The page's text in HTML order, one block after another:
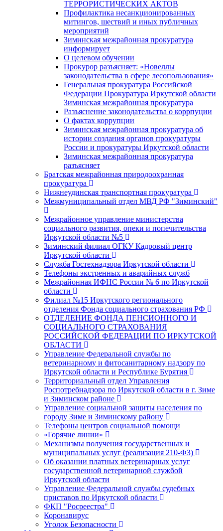
ТЕРРОРИСТИЧЕСКИХ АКТОВ
Профилактика несанкционированных
митингов, шествий и иных публичных
мероприятий
Зиминская межрайонная прокуратура
информирует
О целевом обучении
Прокурор разъясняет: «Новеллы
законодательства в сфере лесопользования»
Генеральная прокуратура Российской
Федерации Прокуратура Иркутской области
Зиминская межрайонная прокуратура
Разъяснение законодательства о коррпуции
О фактах коррупции
Зиминская межрайонная прокуратура об
истории создания органов прокуратуры
России и прокуратуры Иркутской области
Зиминская межрайонная прокуратура
разъясняет
Братская межрайонная природоохранная
прокуратура
Нижнеудинская транспортная прокуратура
Межмуниципальный отдел МВД РФ "Зиминский"
Межрайонное управление министерства
социального развития, опеки и попечительства
Иркутской области №5
Зиминский филиал ОГКУ Кадровый центр
Иркутской области
Служба Гостехнадзора Иркутской области
Телефоны экстренных и аварийных служб
Межрайонная ИФНС России № 6 по Иркутской
области
Филиал №15 Иркутского регионального
отделения Фонда социального страхования РФ
ОТДЕЛЕНИЕ ФОНДА ПЕНСИОННОГО И
СОЦИАЛЬНОГО СТРАХОВАНИЯ
РОССИЙСКОЙ ФЕДЕРАЦИИ ПО ИРКУТСКОЙ
ОБЛАСТИ
Управление Федеральной службы по
ветеринарному и фитосанитарному надзору по
Иркутской области и Республике Бурятия
Территориальный отдел Управления
Роспотребнадзора по Иркутской области в г. Зиме
и Зиминском районе
Управление социальной защиты населения по
городу Зиме и Зиминскому району
Телефоны центров социальной помощи
«Горячие линии»
Механизмы получения государственных и
муниципальных услуг (реализация 210-ФЗ)
Об оказании платных ветеринарных услуг
государственной ветеринарной службой
Иркутской области
Управление Федеральной службы судебных
приставов по Иркутской области
ФКП "Росреестра"
Коронавирус
Уголок Безопасности